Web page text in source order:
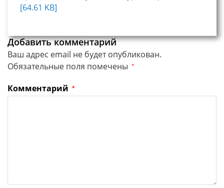
[64.61 KB]
Добавить комментарий
Ваш адрес email не будет опубликован.
Обязательные поля помечены *
Комментарий *